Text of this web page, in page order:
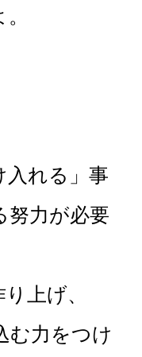
入れる」事
努力が必要
上げ、
む力をつけ